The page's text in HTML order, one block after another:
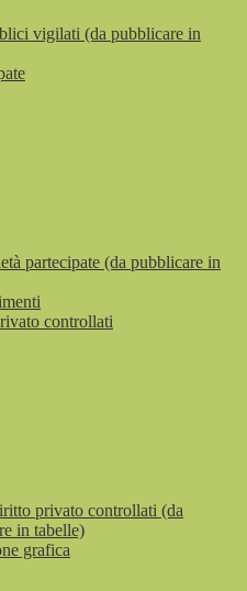
vigilati (da pubblicare in
partecipate (da pubblicare in
controllati
privato controllati (da
in tabelle)
grafica